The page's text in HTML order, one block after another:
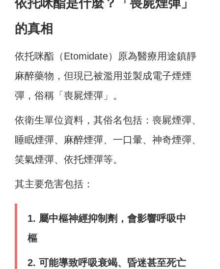
依托咪酯是什麼？「喪屍煙彈」
的真相
依托咪酯（Etomidate）原為醫療用途鎮靜
麻醉藥物，但現已被濫用並製成電子煙煙
彈，俗稱「喪屍煙彈」。
依衛生單位資料，其俗名包括：喪屍煙彈、
睡眠煙彈、麻醉煙彈、一口暈、神奇煙彈、
笑氣煙彈、依托煙彈等。
其主要危害包括：
1. 屬中樞神經抑制劑，會影響呼吸中
樞
2. 可能導致呼吸衰竭、昏迷甚至死亡